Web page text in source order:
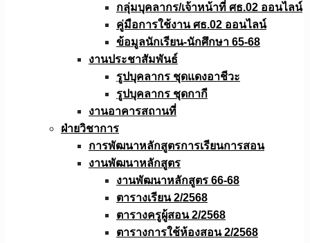
กลุ่มบุคลากร/เจ้าหน้าที่ ศธ.02 ออนไลน์
คู่มือการใช้งาน ศธ.02 ออนไลน์
ข้อมูลนักเรียน-นักศึกษา 65-68
งานประชาสัมพันธ์
รูปบุคลากร ชุดแดงอาชีวะ
รูปบุคลากร ชุดกากี
งานอาคารสถานที่
ฝ่ายวิชาการ
การพัฒนาหลักสูตรการเรียนการสอน
งานพัฒนาหลักสูตร
งานพัฒนาหลักสูตร 66-68
ตารางเรียน 2/2568
ตารางครูผู้สอน 2/2568
ตารางการใช้ห้องสอน 2/2568